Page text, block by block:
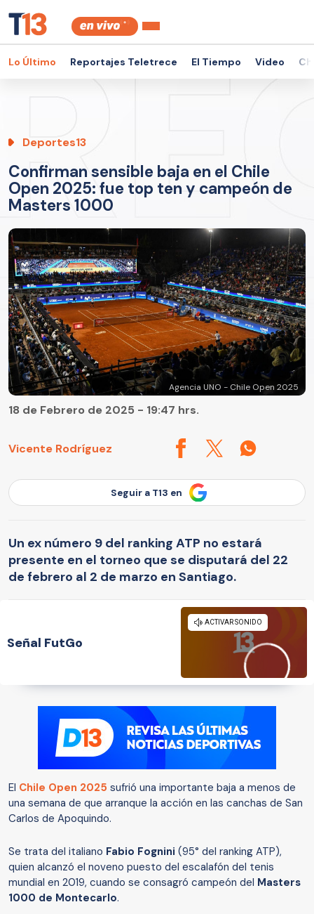
Lo Último Reportajes Teletrece El Tiempo Video
Deportes13
Confirman sensible baja en el Chile
Open 2025: fue top ten y campeón de
Masters 1000
Agencia UNO - Chile Open 2025
Vicente Rodríguez
18 de Febrero de 2025 - 19:47 hrs.
Seguir a T13 en
Un ex número 9 del ranking ATP no estará
presente en el torneo que se disputará del 22
de febrero al 2 de marzo en Santiago.
Señal FutGo
El Chile Open 2025 sufrió una importante baja a menos de
una semana de que arranque la acción en las canchas de San
Carlos de Apoquindo.
Se trata del italiano Fabio Fognini (95° del ranking ATP),
quien alcanzó el noveno puesto del escalafón del tenis
mundial en 2019, cuando se consagró campeón del Masters
1000 de Montecarlo.